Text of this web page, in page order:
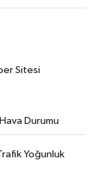
Sitesi
Durumu
Yoğunluk